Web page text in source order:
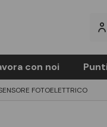
con noi
FOTOELETTRICO